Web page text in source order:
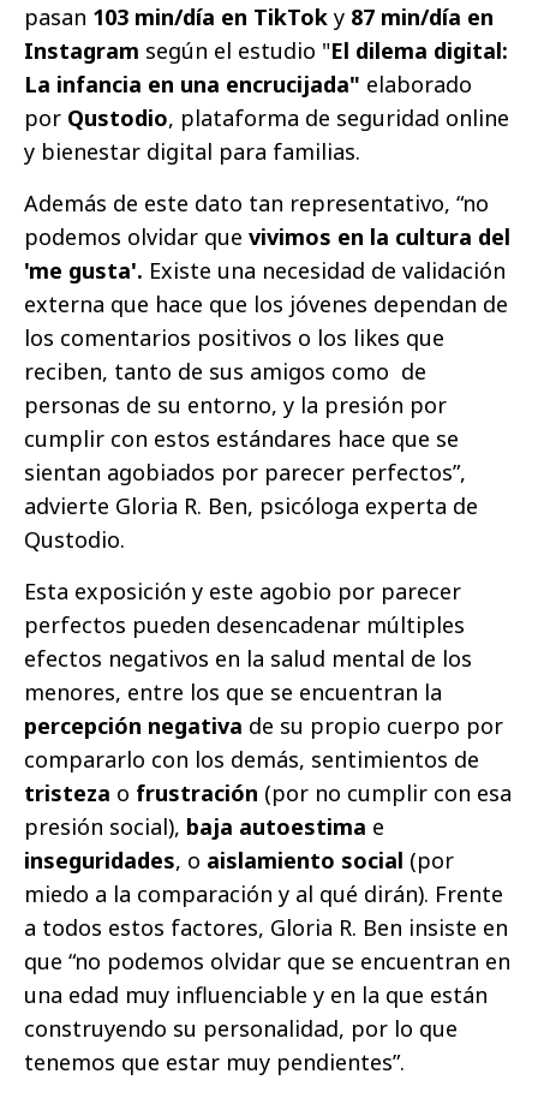
pasan 103 min/día en TikTok y 87 min/día en
Instagram según el estudio "El dilema digital:
La infancia en una encrucijada" elaborado
por Qustodio, plataforma de seguridad online
y bienestar digital para familias.
Además de este dato tan representativo, “no
podemos olvidar que vivimos en la cultura del
'me gusta'. Existe una necesidad de validación
externa que hace que los jóvenes dependan de
los comentarios positivos o los likes que
reciben, tanto de sus amigos como de
personas de su entorno, y la presión por
cumplir con estos estándares hace que se
sientan agobiados por parecer perfectos”,
advierte Gloria R. Ben, psicóloga experta de
Qustodio.
Esta exposición y este agobio por parecer
perfectos pueden desencadenar múltiples
efectos negativos en la salud mental de los
menores, entre los que se encuentran la
percepción negativa de su propio cuerpo por
compararlo con los demás, sentimientos de
tristeza o frustración (por no cumplir con esa
presión social), baja autoestima e
inseguridades, o aislamiento social (por
miedo a la comparación y al qué dirán). Frente
a todos estos factores, Gloria R. Ben insiste en
que “no podemos olvidar que se encuentran en
una edad muy influenciable y en la que están
construyendo su personalidad, por lo que
tenemos que estar muy pendientes”.